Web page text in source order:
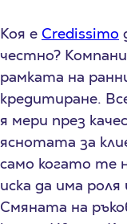
Коя е Credissimo
честно?
рамката на
кредитиране.
я мери през
яснотата за
само когато те
иска да има
Смяната на